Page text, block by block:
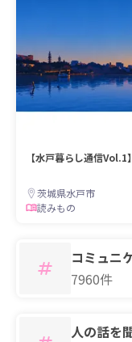
【水戸暮らし通信Vol.1
茨城県水戸市
読みもの
コミュニ
7960件
人の話を